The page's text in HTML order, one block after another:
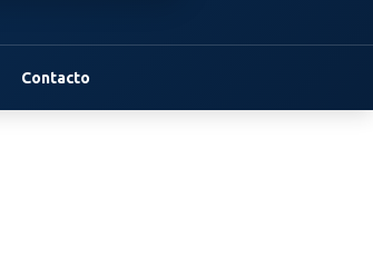
Contacto